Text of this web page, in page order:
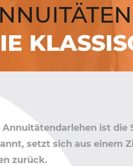
Annuitätendarlehen ist
setzt sich aus einem
zurück.